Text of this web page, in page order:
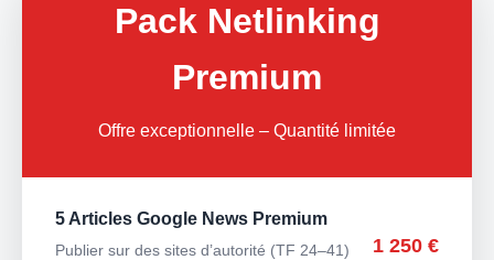
Pack Netlinking
Premium
Offre exceptionnelle – Quantité limitée
5 Articles Google News Premium
Publier sur des sites d’autorité (TF 24–41)
1 250 €